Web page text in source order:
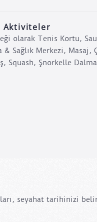
Aktiviteler
olarak Tenis Kortu,
& Sağlık Merkezi, Masaj,
Squash, Şnorkelle
seyahat tarihinizi